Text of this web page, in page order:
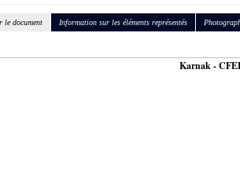
le document Information sur les éléments représentés